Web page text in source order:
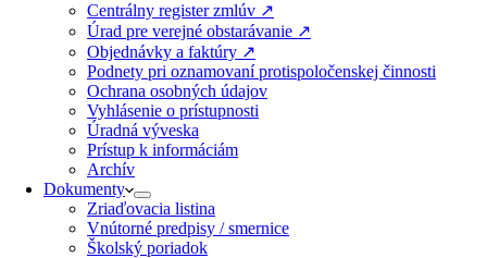
Centrálny register zmlúv ↗️
Úrad pre verejné obstarávanie ↗️
Objednávky a faktúry ↗️
Podnety pri oznamovaní protispoločenskej činnosti
Ochrana osobných údajov
Vyhlásenie o prístupnosti
Úradná výveska
Prístup k informáciám
Archív
Dokumenty
Zriaďovacia listina
Vnútorné predpisy / smernice
Školský poriadok